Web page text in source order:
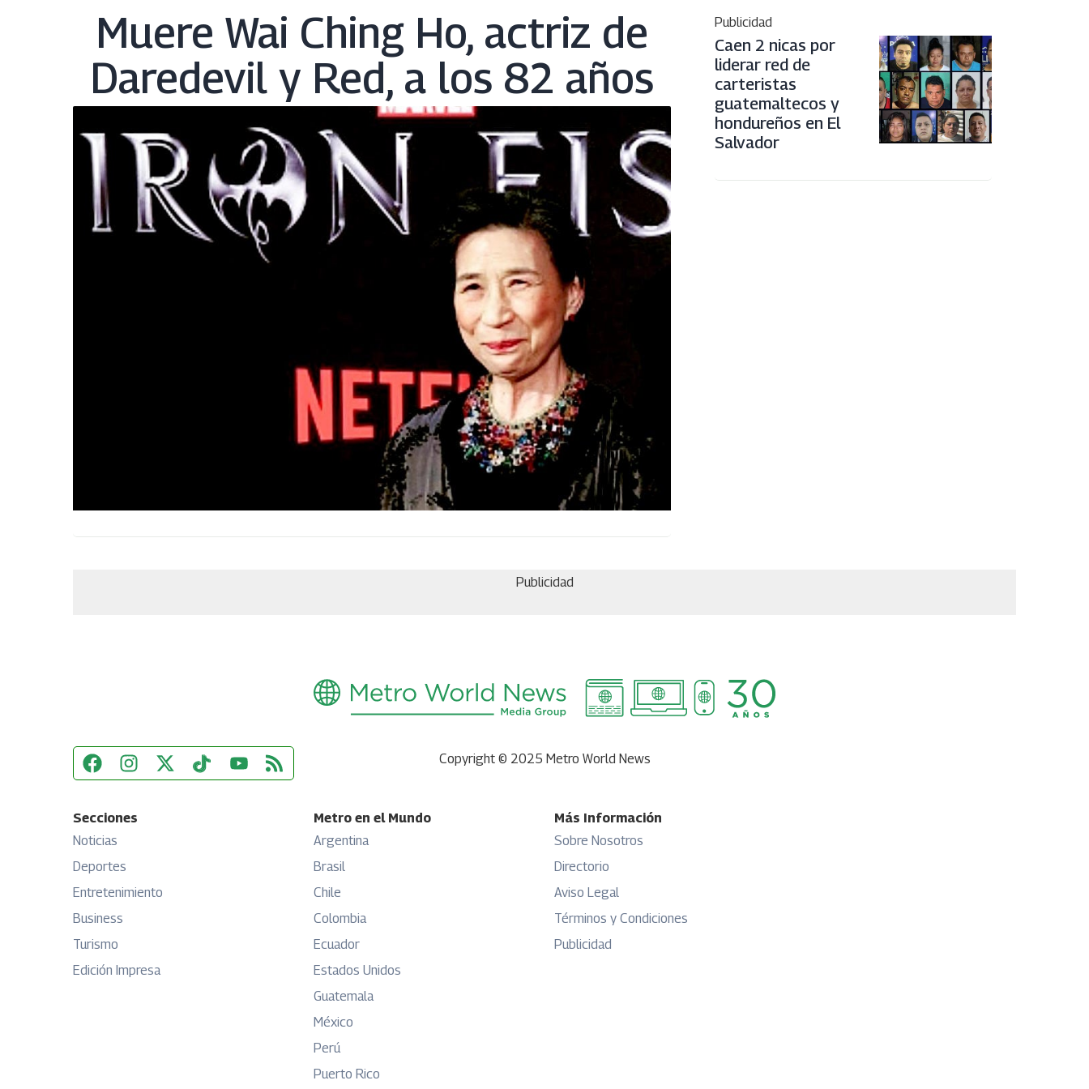
Muere Wai Ching Ho, actriz de
Daredevil y Red, a los 82 años
Publicidad
Caen 2 nicas por
liderar red de
carteristas
guatemaltecos y
hondureños en El
Salvador
Publicidad
Copyright © 2025 Metro World News
Secciones
Noticias
Deportes
Entretenimiento
Business
Turismo
Edición Impresa
Metro en el Mundo
Argentina
Brasil
Chile
Colombia
Ecuador
Estados Unidos
Guatemala
México
Perú
Puerto Rico
Más Información
Sobre Nosotros
Directorio
Aviso Legal
Términos y Condiciones
Publicidad